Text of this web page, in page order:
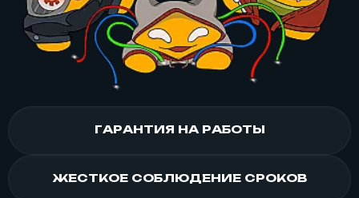
ГАРАНТИЯ НА РАБОТЫ
ЖЕСТКОЕ СОБЛЮДЕНИЕ СРОКОВ